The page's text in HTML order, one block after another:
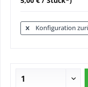
Konfiguration